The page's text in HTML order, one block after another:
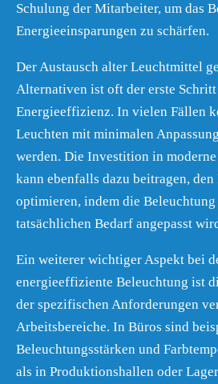
Schulung der Mitarbeiter, um das
Energieeinsparungen zu schärfen.
Der Austausch alter Leuchtmittel
Alternativen ist oft der erste
Energieeffizienz. In vielen Fällen
Leuchten mit minimalen
werden. Die Investition in moderne
kann ebenfalls dazu beitragen,
optimieren, indem die Beleuchtung
tatsächlichen Bedarf angepasst
Ein weiterer wichtiger Aspekt bei
energieeffiziente Beleuchtung ist
der spezifischen Anforderungen
Arbeitsbereiche. In Büros sind
Beleuchtungsstärken und
als in Produktionshallen oder